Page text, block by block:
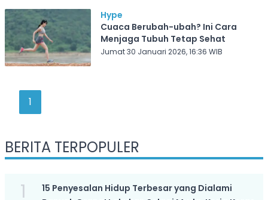
Hype
Cuaca Berubah-ubah? Ini Cara
Menjaga Tubuh Tetap Sehat
Jumat 30 Januari 2026, 16:36 WIB
1
BERITA TERPOPULER
1
15 Penyesalan Hidup Terbesar yang Dialami